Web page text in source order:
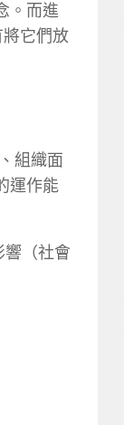
。而進
它們放
組織面
運作能
響（社會